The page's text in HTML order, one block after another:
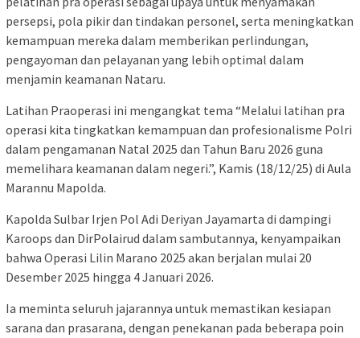
persepsi, pola pikir dan tindakan personel, serta meningkatkan
kemampuan mereka dalam memberikan perlindungan,
pengayoman dan pelayanan yang lebih optimal dalam
menjamin keamanan Nataru.
Latihan Praoperasi ini mengangkat tema “Melalui latihan pra
operasi kita tingkatkan kemampuan dan profesionalisme Polri
dalam pengamanan Natal 2025 dan Tahun Baru 2026 guna
memelihara keamanan dalam negeri.”, Kamis (18/12/25) di Aula
Marannu Mapolda.
Kapolda Sulbar Irjen Pol Adi Deriyan Jayamarta di dampingi
Karoops dan DirPolairud dalam sambutannya, kenyampaikan
bahwa Operasi Lilin Marano 2025 akan berjalan mulai 20
Desember 2025 hingga 4 Januari 2026.
Ia meminta seluruh jajarannya untuk memastikan kesiapan
sarana dan prasarana, dengan penekanan pada beberapa poin